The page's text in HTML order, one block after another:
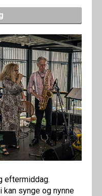
SHOP
eftermiddag.
kan synge og nynne